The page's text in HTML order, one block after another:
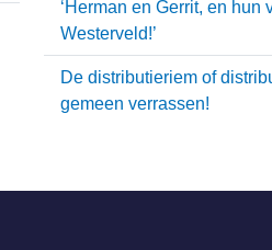
‘Herman en Gerrit, en hun
Westerveld!’
De distributieriem of
gemeen verrassen!